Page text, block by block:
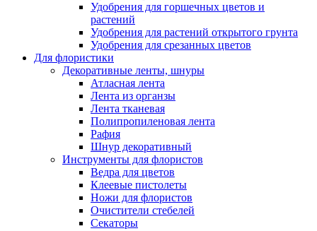
Удобрения для горшечных цветов и
растений
Удобрения для растений открытого грунта
Удобрения для срезанных цветов
Для флористики
Декоративные ленты, шнуры
Атласная лента
Лента из органзы
Лента тканевая
Полипропиленовая лента
Рафия
Шнур декоративный
Инструменты для флористов
Ведра для цветов
Клеевые пистолеты
Ножи для флористов
Очистители стебелей
Секаторы